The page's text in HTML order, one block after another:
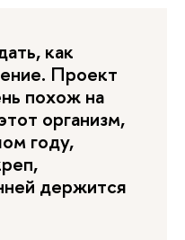
как
Проект
похож на
организм,
году,
держится